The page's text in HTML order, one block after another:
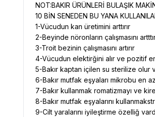
NOT:BAKIR ÜRÜNLERİ BULAŞIK
​10 BİN SENEDEN BU YANA
1-Vücudun kan üretimini arttırır
2-Beyinde nöronların çalışmasını
3-Troit bezinin çalışmasını artırır
4-Vücudun elektirğini alır ve pozitif
5-Bakır kaptan içilen su sterilize olur
6-Bakır mutfak eşyaları mikrobu en
7-Bakır kullanmak romatizmayı ve
8-Bakır mutfak eşyalarını
9-Cilt yaralarını iyileştirme özelliğ